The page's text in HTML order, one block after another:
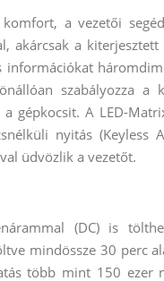
a vezetői
akárcsak a
szabályozza a
gépkocsit. A LED-
nyitás (Keyless
üdvözlik a vezetőt.
(DC) is
mindössze 30 perc
több mint 150 ezer